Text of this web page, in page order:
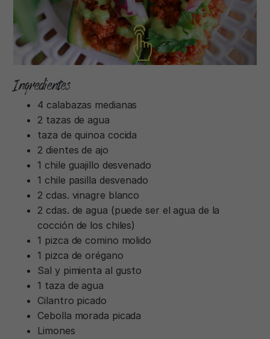
Ingredientes
4 calabazas medianas
2 tazas de agua
taza de quinoa cocida
2 dientes de ajo
1 chile guajillo desvenado
1 chile pasilla desvenado
2 cdas. vinagre blanco
2 cdas. de agua (puede ser el agua de la
cocción de los chiles)
1 pizca de comino molido
1 pizca de orégano
Sal y pimienta al gusto
1 taza de agua
Cilantro picado
Cebolla morada picada
Limones